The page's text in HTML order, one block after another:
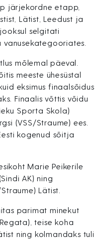
järjekordne etapp,
Lätist, Leedust ja
selgitati
mõlemal päeval.
meeste ühesüstal
eksimus finaalsõidus
Finaalis võttis võidu
Sporta Skola)
(VSS/Straume) ees.
kogenud sõitja
Marie Peikerile
AK) ning
Lätist.
parimat minekut
teise koha
ning kolmandaks tuli